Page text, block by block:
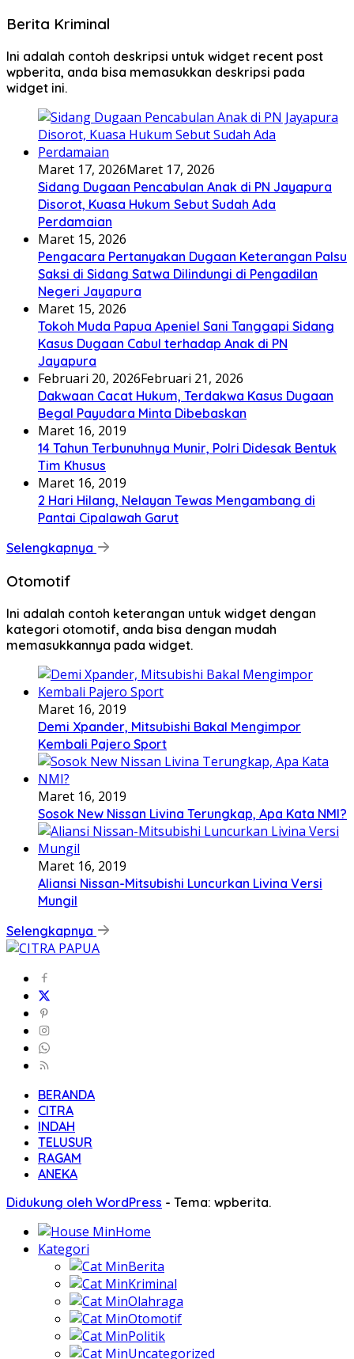
Berita Kriminal
Ini adalah contoh deskripsi untuk widget recent post
wpberita, anda bisa memasukkan deskripsi pada
widget ini.
Maret 17, 2026Maret 17, 2026
Sidang Dugaan Pencabulan Anak di PN Jayapura
Disorot, Kuasa Hukum Sebut Sudah Ada
Perdamaian
Maret 15, 2026
Pengacara Pertanyakan Dugaan Keterangan Palsu
Saksi di Sidang Satwa Dilindungi di Pengadilan
Negeri Jayapura
Maret 15, 2026
Tokoh Muda Papua Apeniel Sani Tanggapi Sidang
Kasus Dugaan Cabul terhadap Anak di PN
Jayapura
Februari 20, 2026Februari 21, 2026
Dakwaan Cacat Hukum, Terdakwa Kasus Dugaan
Begal Payudara Minta Dibebaskan
Maret 16, 2019
14 Tahun Terbunuhnya Munir, Polri Didesak Bentuk
Tim Khusus
Maret 16, 2019
2 Hari Hilang, Nelayan Tewas Mengambang di
Pantai Cipalawah Garut
Selengkapnya
Otomotif
Ini adalah contoh keterangan untuk widget dengan
kategori otomotif, anda bisa dengan mudah
memasukkannya pada widget.
Maret 16, 2019
Demi Xpander, Mitsubishi Bakal Mengimpor
Kembali Pajero Sport
Maret 16, 2019
Sosok New Nissan Livina Terungkap, Apa Kata NMI?
Maret 16, 2019
Aliansi Nissan-Mitsubishi Luncurkan Livina Versi
Mungil
Selengkapnya
BERANDA
CITRA
INDAH
TELUSUR
RAGAM
ANEKA
Didukung oleh WordPress - Tema: wpberita.
Home
Kategori
Berita
Kriminal
Olahraga
Otomotif
Politik
Uncategorized